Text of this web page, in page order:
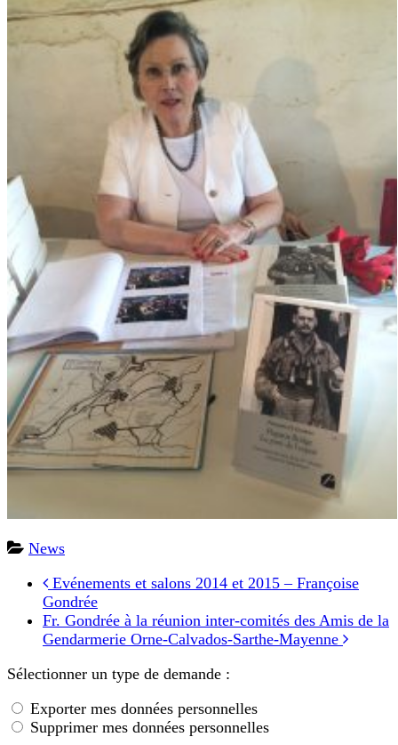
News
Evénements et salons 2014 et 2015 – Françoise
Gondrée
Fr. Gondrée à la réunion inter-comités des Amis de la
Gendarmerie Orne-Calvados-Sarthe-Mayenne
Sélectionner un type de demande :
Exporter mes données personnelles
Supprimer mes données personnelles